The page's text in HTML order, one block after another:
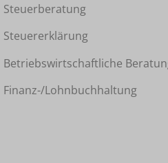
Steuerberatung
Steuererklärung
Betriebswirtschaftliche
Finanz-/Lohnbuchhaltung